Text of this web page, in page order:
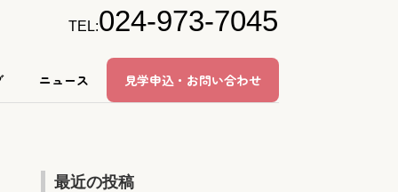
ニュース 見学申込・お問い合わせ
TEL:024-973-7045
最近の投稿